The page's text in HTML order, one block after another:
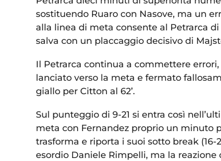
sostituendo Ruaro con Nasove, ma un
alla linea di meta consente al Petrarca
salva con un placcaggio decisivo di
Il Petrarca continua a commettere
lanciato verso la meta e fermato
giallo per Citton al 62’.
Sul punteggio di 9-21 si entra così
meta con Fernandez proprio un minuto
trasforma e riporta i suoi sotto break (16-
esordio Daniele Rimpelli, ma la